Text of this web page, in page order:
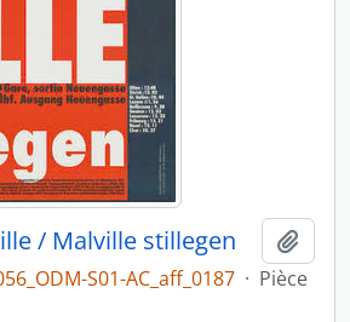
/ Malville stillegen
S01-AC_aff_0187 · Pièce